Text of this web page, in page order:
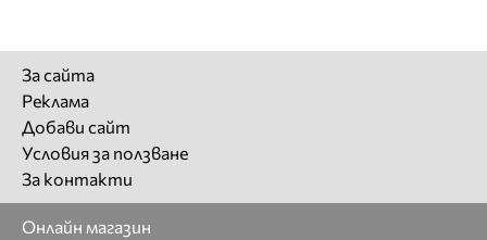
За сайта
Реклама
Добави сайт
Условия за ползване
За контакти
Онлайн магазин